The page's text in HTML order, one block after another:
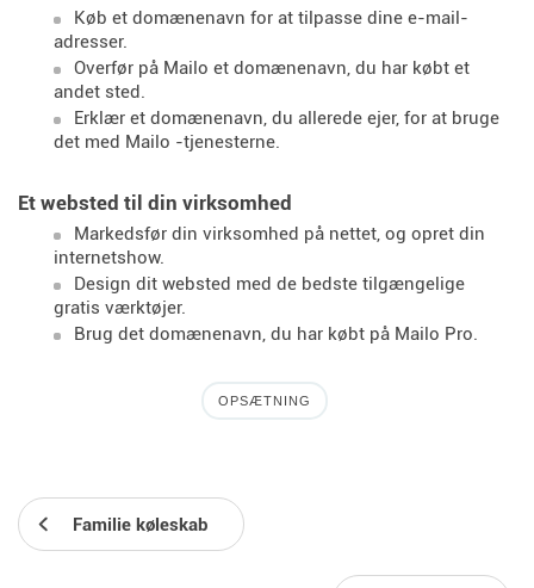
Køb et domænenavn for at tilpasse dine e-mail-
adresser.
Overfør på Mailo et domænenavn, du har købt et
andet sted.
Erklær et domænenavn, du allerede ejer, for at bruge
det med Mailo -tjenesterne.
Et websted til din virksomhed
Markedsfør din virksomhed på nettet, og opret din
internetshow.
Design dit websted med de bedste tilgængelige
gratis værktøjer.
Brug det domænenavn, du har købt på Mailo Pro.
OPSÆTNING
Familie køleskab